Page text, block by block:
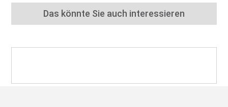
Das könnte Sie auch interessieren